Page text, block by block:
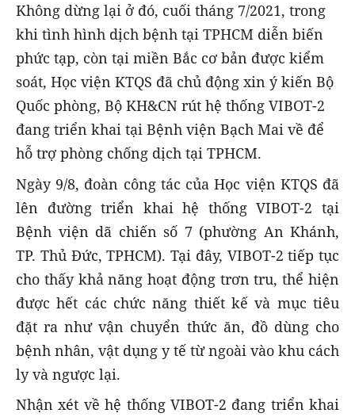
Không dừng lại ở đó, cuối tháng 7/2021, trong
khi tình hình dịch bệnh tại TPHCM diễn biến
phức tạp, còn tại miền Bắc cơ bản được kiểm
soát, Học viện KTQS đã chủ động xin ý kiến Bộ
Quốc phòng, Bộ KH&CN rút hệ thống VIBOT-2
đang triển khai tại Bệnh viện Bạch Mai về để
hỗ trợ phòng chống dịch tại TPHCM.
Ngày 9/8, đoàn công tác của Học viện KTQS đã
lên đường triển khai hệ thống VIBOT-2 tại
Bệnh viện dã chiến số 7 (phường An Khánh,
TP. Thủ Đức, TPHCM). Tại đây, VIBOT-2 tiếp tục
cho thấy khả năng hoạt động trơn tru, thể hiện
được hết các chức năng thiết kế và mục tiêu
đặt ra như vận chuyển thức ăn, đồ dùng cho
bệnh nhân, vật dụng y tế từ ngoài vào khu cách
ly và ngược lại.
Nhận xét về hệ thống VIBOT-2 đang triển khai